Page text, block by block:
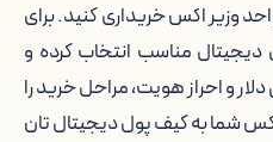
اکس
اکس به تومان
وزیر اکس خریداری کنید. برای
دیجیتال مناسب انتخاب کرده و
و احراز هویت، مراحل خرید را
شما به کیف پول دیجیتال تان